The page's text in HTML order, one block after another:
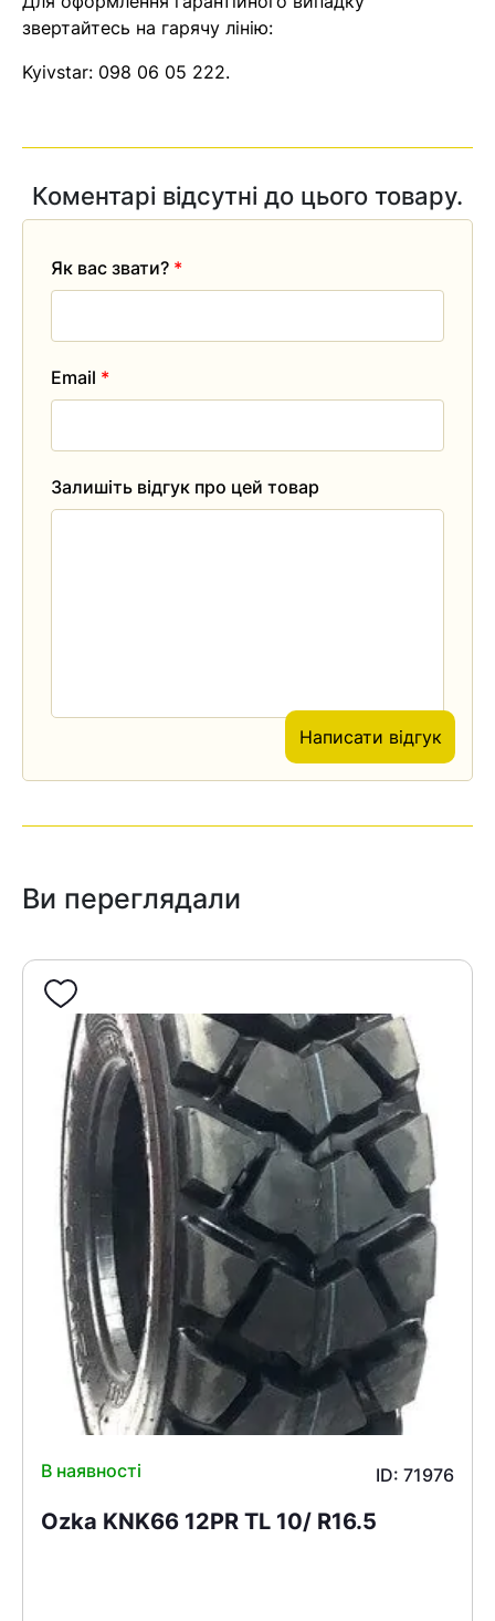
Помилка:Contact form не
знайдена.
звертайтесь на гарячу лінію:
Kyivstar: 098 06 05 222.
Коментарі відсутні до цього товару.
Залишіть відгук про цей товар
Як вас звати? *
Email *
Написати відгук
Ви переглядали
В наявності ID: 71976
Ozka KNK66 12PR TL 10/ R16.5